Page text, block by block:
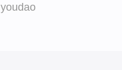
youdao